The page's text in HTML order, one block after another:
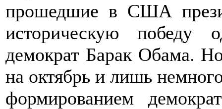
прошедшие в США
историческую победу
демократ Барак Обама.
на октябрь и лишь
формированием